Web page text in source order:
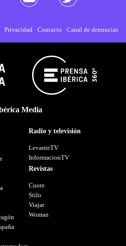
Privacidad Contacto Canal de denuncias
Media
Radio y televisión
LevanteTV
InformacionTV
Revistas
Cuore
Stilo
Viajar
Woman